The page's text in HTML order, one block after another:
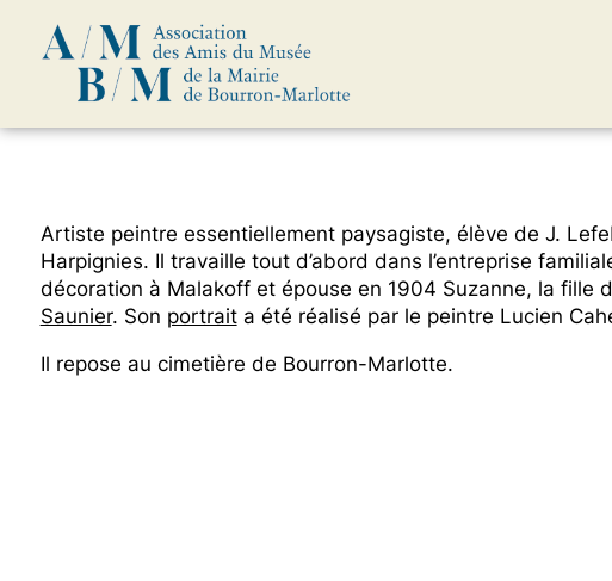
content
Artiste peintre essentiellement paysagiste, élève de J.
Harpignies. Il travaille tout d’abord dans l’entreprise
décoration à Malakoff et épouse en 1904 Suzanne, la fille
Saunier. Son portraita été réalisé par le peintre Lucien
Il repose au cimetière de Bourron-Marlotte.